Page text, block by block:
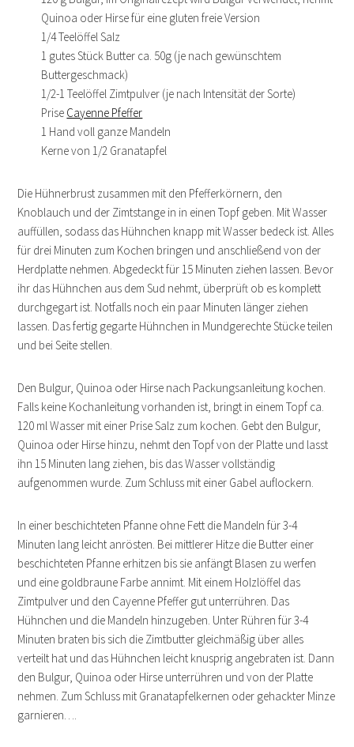
Quinoa oder Hirse für eine gluten freie Version
1/4 Teelöffel Salz
1 gutes Stück Butter ca. 50g (je nach gewünschtem
Buttergeschmack)
1/2-1 Teelöffel Zimtpulver (je nach Intensität der Sorte)
Prise Cayenne Pfeffer
1 Hand voll ganze Mandeln
Kerne von 1/2 Granatapfel
Die Hühnerbrust zusammen mit den Pfefferkörnern, den
Knoblauch und der Zimtstange in in einen Topf geben. Mit Wasser
auffüllen, sodass das Hühnchen knapp mit Wasser bedeck ist. Alles
für drei Minuten zum Kochen bringen und anschließend von der
Herdplatte nehmen. Abgedeckt für 15 Minuten ziehen lassen. Bevor
ihr das Hühnchen aus dem Sud nehmt, überprüft ob es komplett
durchgegart ist. Notfalls noch ein paar Minuten länger ziehen
lassen. Das fertig gegarte Hühnchen in Mundgerechte Stücke teilen
und bei Seite stellen.
Den Bulgur, Quinoa oder Hirse nach Packungsanleitung kochen.
Falls keine Kochanleitung vorhanden ist, bringt in einem Topf ca.
120 ml Wasser mit einer Prise Salz zum kochen. Gebt den Bulgur,
Quinoa oder Hirse hinzu, nehmt den Topf von der Platte und lasst
ihn 15 Minuten lang ziehen, bis das Wasser vollständig
aufgenommen wurde. Zum Schluss mit einer Gabel auflockern.
In einer beschichteten Pfanne ohne Fett die Mandeln für 3-4
Minuten lang leicht anrösten. Bei mittlerer Hitze die Butter einer
beschichteten Pfanne erhitzen bis sie anfängt Blasen zu werfen
und eine goldbraune Farbe annimt. Mit einem Holzlöffel das
Zimtpulver und den Cayenne Pfeffer gut unterrühren. Das
Hühnchen und die Mandeln hinzugeben. Unter Rühren für 3-4
Minuten braten bis sich die Zimtbutter gleichmäßig über alles
verteilt hat und das Hühnchen leicht knusprig angebraten ist. Dann
den Bulgur, Quinoa oder Hirse unterrühren und von der Platte
nehmen. Zum Schluss mit Granatapfelkernen oder gehackter Minze
garnieren….